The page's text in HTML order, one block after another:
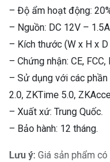
– Độ ẩm hoạt động:
– Nguồn: DC 12V –
– Kích thước (W x H x
– Chứng nhận: CE, FCC,
– Sử dụng với các
2.0, ZKTime 5.0,
– Xuất xứ: Trung Quốc.
– Bảo hành: 12 tháng.
Lưu ý: Giá sản phẩm